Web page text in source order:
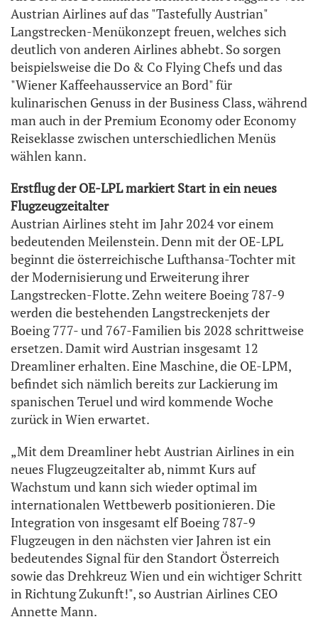
Austrian Airlines auf das "Tastefully Austrian"
Langstrecken-Menükonzept freuen, welches sich
deutlich von anderen Airlines abhebt. So sorgen
beispielsweise die Do & Co Flying Chefs und das
"Wiener Kaffeehausservice an Bord" für
kulinarischen Genuss in der Business Class, während
man auch in der Premium Economy oder Economy
Reiseklasse zwischen unterschiedlichen Menüs
wählen kann.
Erstflug der OE-LPL markiert Start in ein neues
Flugzeugzeitalter
Austrian Airlines steht im Jahr 2024 vor einem
bedeutenden Meilenstein. Denn mit der OE-LPL
beginnt die österreichische Lufthansa-Tochter mit
der Modernisierung und Erweiterung ihrer
Langstrecken-Flotte. Zehn weitere Boeing 787-9
werden die bestehenden Langstreckenjets der
Boeing 777- und 767-Familien bis 2028 schrittweise
ersetzen. Damit wird Austrian insgesamt 12
Dreamliner erhalten. Eine Maschine, die OE-LPM,
befindet sich nämlich bereits zur Lackierung im
spanischen Teruel und wird kommende Woche
zurück in Wien erwartet.
„Mit dem Dreamliner hebt Austrian Airlines in ein
neues Flugzeugzeitalter ab, nimmt Kurs auf
Wachstum und kann sich wieder optimal im
internationalen Wettbewerb positionieren. Die
Integration von insgesamt elf Boeing 787-9
Flugzeugen in den nächsten vier Jahren ist ein
bedeutendes Signal für den Standort Österreich
sowie das Drehkreuz Wien und ein wichtiger Schritt
in Richtung Zukunft!", so Austrian Airlines CEO
Annette Mann.